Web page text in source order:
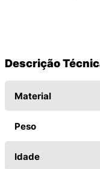
Descrição
Material
Peso
Idade